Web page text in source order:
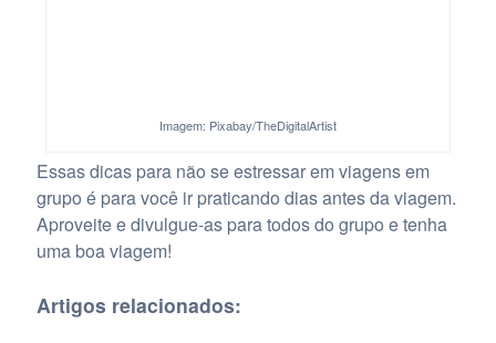
Imagem: Pixabay/TheDigitalArtist
Essas dicas para não se estressar em viagens em
grupo é para você ir praticando dias antes da viagem.
Aproveite e divulgue-as para todos do grupo e tenha
uma boa viagem!
Artigos relacionados: